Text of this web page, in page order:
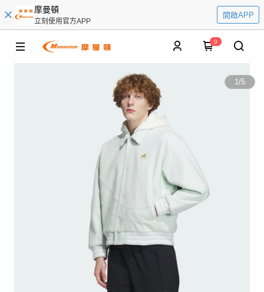
摩曼頓
立刻使用官方APP
開啟APP
0
1/5